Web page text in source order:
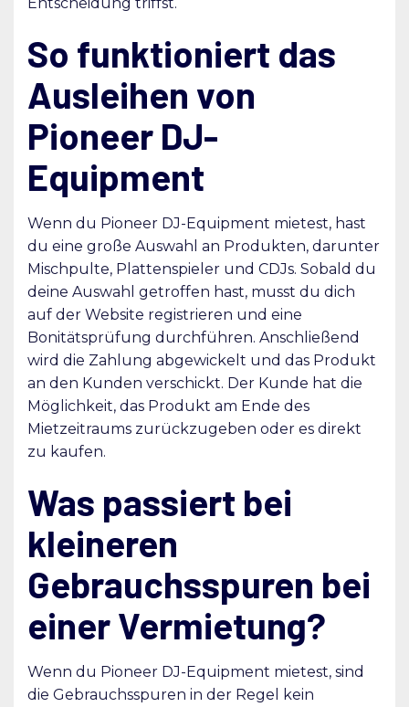
So funktioniert das
Ausleihen von
Pioneer DJ-
Equipment
Wenn du Pioneer DJ-Equipment mietest, hast
du eine große Auswahl an Produkten, darunter
Mischpulte, Plattenspieler und CDJs. Sobald du
deine Auswahl getroffen hast, musst du dich
auf der Website registrieren und eine
Bonitätsprüfung durchführen. Anschließend
wird die Zahlung abgewickelt und das Produkt
an den Kunden verschickt. Der Kunde hat die
Möglichkeit, das Produkt am Ende des
Mietzeitraums zurückzugeben oder es direkt
zu kaufen.
Was passiert bei
kleineren
Gebrauchsspuren bei
einer Vermietung?
Wenn du Pioneer DJ-Equipment mietest, sind
die Gebrauchsspuren in der Regel kein